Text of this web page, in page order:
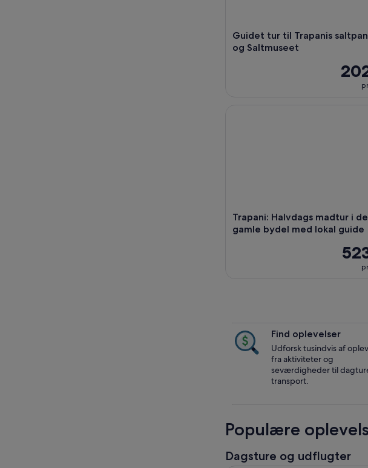
Guidet tur til Trapanis
og Saltmuseet
Trapani: Halvdags madtur i
gamle bydel med lokal guide
Find oplevelser
Udforsk tusindvis af
fra aktiviteter og
seværdigheder til
transport.
Populære
Dagsture og udflugter